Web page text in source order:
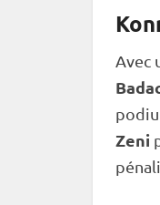
Avec
Zeni